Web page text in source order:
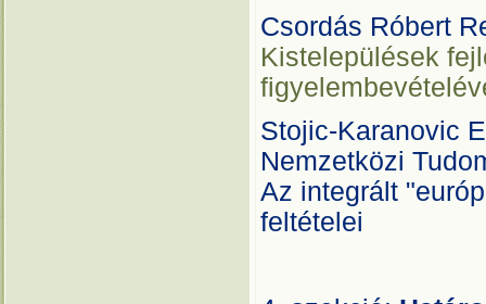
Csordás Róbert
Kistelepülések
Stojic-Karanovic
Nemzetközi
Az integrált
feltételei